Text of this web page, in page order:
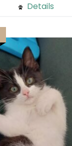
Details
op voorraad